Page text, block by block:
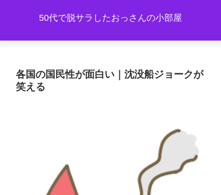
50代で脱サラしたおっさんの小部屋
各国の国民性が面白い｜沈没船ジョークが
笑える